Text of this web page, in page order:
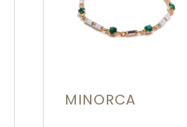
MINORCA